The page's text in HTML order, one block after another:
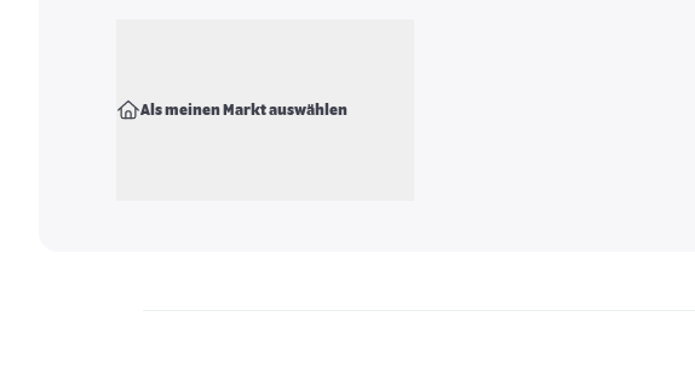
Als meinen Markt auswählen